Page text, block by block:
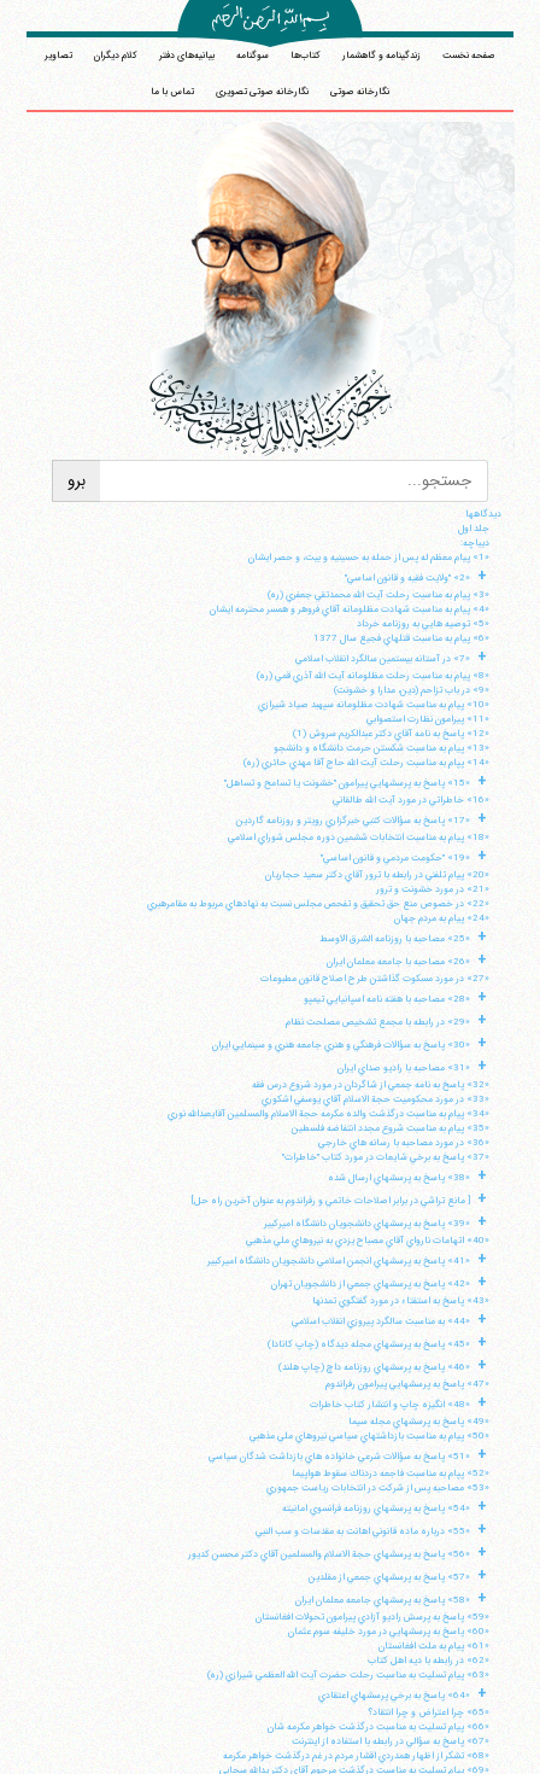
صفحه نخست زندگینامه و گاهشمار کتاب‌ها سوگنامه بیانیه‌های دفتر کلام دیگران تصاویر
نگارخانه صوتی نگارخانه صوتی تصویری تماس با ما
دیدگاهها
جلد اول
ديباچه:
«1» پيام معظم له پس از حمله به حسينيه و بيت، و حصر ايشان
+
«2» "ولايت فقيه و قانون اساسي"
«3» پيام به مناسبت رحلت آيت الله محمدتقي جعفري (ره)
«4» پيام به مناسبت شهادت مظلومانه آقاي فروهر و همسر محترمه ايشان
«5» توصيه هايي به روزنامه خرداد
«6» پيام به مناسبت قتلهاي فجيع سال 1377
+
«7» در آستانه بيستمين سالگرد انقلاب اسلامي
«8» پيام به مناسبت رحلت مظلومانه آيت الله آذري قمي (ره)
«9» در باب تزاحم (دين، مدارا و خشونت)
«10» پيام به مناسبت شهادت مظلومانه سپهبد صياد شيرازي
«11» پيرامون نظارت استصوابي
«12» پاسخ به نامه آقاي دكتر عبدالكريم سروش (1)
«13» پيام به مناسبت شكستن حرمت دانشگاه و دانشجو
«14» پپام به مناسبت رحلت آيت الله حاج آقا مهدي حائري (ره)
+
«15» پاسخ به پرسشهايي پيرامون "خشونت يا تسامح و تساهل"
«16» خاطراتي در مورد آيت الله طالقاني
+
«17» پاسخ به سؤالات كتبي خبرگزاري رويتر و روزنامه گاردين
«18» پيام به مناسبت انتخابات ششمين دوره مجلس شوراي اسلامي
+
«19» "حكومت مردمي و قانون اساسي"
«20» پيام تلفني در رابطه با ترور آقاي دكتر سعيد حجاريان
«21» در مورد خشونت و ترور
«22» در خصوص منع حق تحقيق و تفحص مجلس نسبت به نهادهاي مربوط به مقامرهبري
«24» پيام به مردم جهان
+ «25» مصاحبه با روزنامه الشرق الاوسط
+
«26» مصاحبه با جامعه معلمان ايران
«27» در مورد مسكوت گذاشتن طرح اصلاح قانون مطبوعات
+ «28» مصاحبه با هفته نامه اسپانيايي تيمپو
+ «29» در رابطه با مجمع تشخيص مصلحت نظام
+ «30» پاسخ به سؤالات فرهنگي و هنري جامعه هنري و سينمايي ايران
+
«31» مصاحبه با راديو صداي ايران
«32» پاسخ به نامه جمعي از شاگردان در مورد شروع درس فقه
«33» در مورد محكوميت حجة الاسلام آقاي يوسفي اشكوري
«34» پيام به مناسبت درگذشت والده مكرمه حجة الاسلام والمسلمين آقايعبدالله نوري
«35» پيام به مناسبت شروع مجدد انتفاضه فلسطين
«36» در مورد مصاحبه با رسانه هاي خارجي
«37» پاسخ به برخي شايعات در مورد كتاب "خاطرات"
+ «38» پاسخ به پرسشهاي ارسال شده
+ [ مانع تراشي در برابر اصلاحات خاتمي و رفراندوم به عنوان آخرين راه حل]
+
«39» پاسخ به پرسشهاي دانشجويان دانشگاه اميركبير
«40» اتهامات نارواي آقاي مصباح يزدي به نيروهاي ملي مذهبي
+ «41» پاسخ به پرسشهاي انجمن اسلامي دانشجويان دانشگاه اميركبير
+
«42» پاسخ به پرسشهاي جمعي از دانشجويان تهران
«43» پاسخ به استفتاء در مورد گفتگوي تمدنها
+ «44» به مناسبت سالگرد پيروزي انقلاب اسلامي
+ «45» پاسخ به پرسشهاي مجله ديدگاه (چاپ كانادا)
+
«46» پاسخ به پرسشهاي روزنامه داچ (چاپ هلند)
«47» پاسخ به پرسشهايي پيرامون رفراندوم
+
«48» انگيزه چاپ و انتشار كتاب خاطرات
«49» پاسخ به پرسشهاي مجله سيما
«50» پيام به مناسبت بازداشتهاي سياسي نيروهاي ملي مذهبي
+
«51» پاسخ به سؤالات شرعي خانواده هاي بازداشت شدگان سياسي
«52» پپام به مناسبت فاجعه دردناك سقوط هواپيما
«53» مصاحبه پس از شركت در انتخابات رياست جمهوري
+ «54» پاسخ به پرسشهاي روزنامه فرانسوي امانيته
+ «55» درباره ماده قانوني اهانت به مقدسات و سب النبي
+ «56» پاسخ به پرسشهاي حجة الاسلام والمسلمين آقاي دكتر محسن كديور
+ «57» پاسخ به پرسشهاي جمعي از مقلدين
+
«58» پاسخ به پرسشهاي جامعه معلمان ايران
«59» پاسخ به پرسش راديو آزادي پيرامون تحولات افغانستان
«60» پاسخ به پرسشهايي در مورد خليفه سوم عثمان
«61» پيام به ملت افغانستان
«62» در رابطه با ديه اهل كتاب
«63» پيام تسليت به مناسبت رحلت حضرت آيت الله العظمي شيرازي (ره)
+
«64» پاسخ به برخي پرسشهاي اعتقادي
«65» چرا اعتراض و چرا انتقاد؟
«66» پيام تسليت به مناسبت درگذشت خواهر مكرمه شان
«67» پاسخ به سؤالي در رابطه با استفاده از اينترنت
«68» تشكر از اظهار همدردي اقشار مردم در غم درگذشت خواهر مكرمه
«69» پيام تسليت به مناسبت درگذشت مرحوم آقاي دكتر يدالله سحابي